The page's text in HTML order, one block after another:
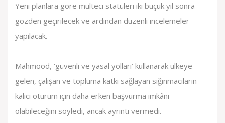
Yeni planlara göre mülteci statüleri iki buçuk yıl sonra
gözden geçirilecek ve ardından düzenli incelemeler
yapılacak.
Mahmood, ‘güvenli ve yasal yolları’ kullanarak ülkeye
gelen, çalışan ve topluma katkı sağlayan sığınmacıların
kalıcı oturum için daha erken başvurma imkânı
olabileceğini söyledi, ancak ayrıntı vermedi.